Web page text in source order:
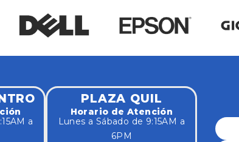
a
PLAZA QUIL
Horario de Atención
Lunes a Sábado de 9:15AM a
6PM